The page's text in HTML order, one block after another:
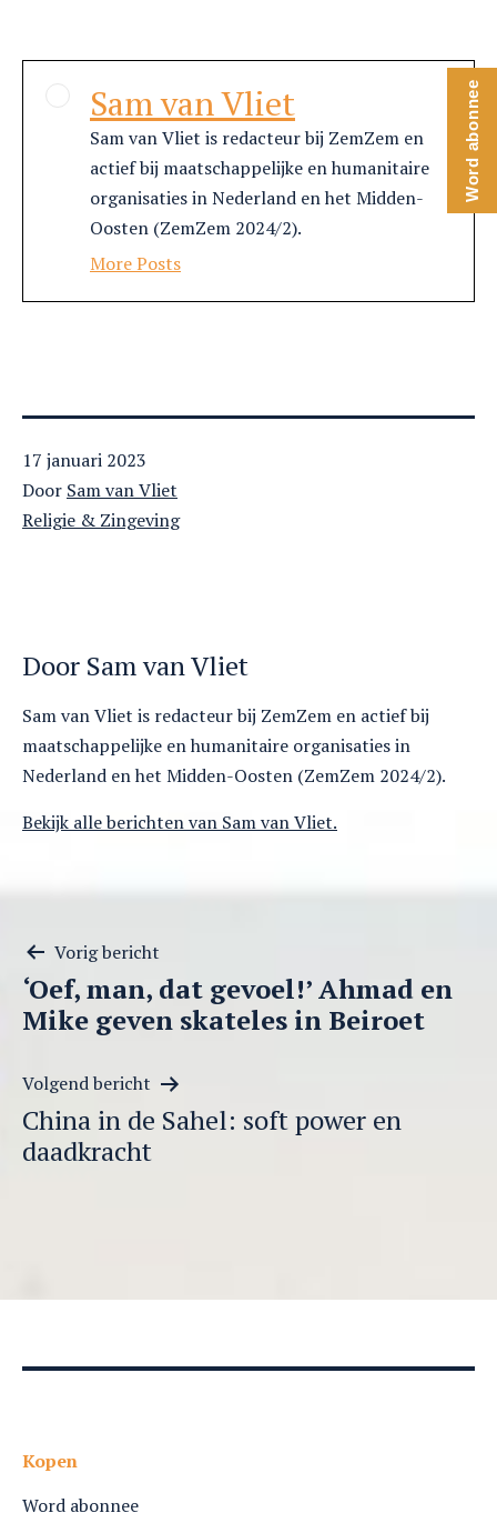
Sam van Vliet
Sam van Vliet is redacteur bij ZemZem en
actief bij maatschappelijke en humanitaire
organisaties in Nederland en het Midden-
Oosten (ZemZem 2024/2).
More Posts
Gepubliceerd
op
17 januari 2023
Door Sam van Vliet
Gecategoriseerd
Religie & Zingeving
Door Sam van Vliet
Sam van Vliet is redacteur bij ZemZem en actief bij
maatschappelijke en humanitaire organisaties in
Nederland en het Midden-Oosten (ZemZem 2024/2).
Bekijk alle berichten van Sam van Vliet.
Berichtnavigatie
Vorig bericht
‘Oef, man, dat gevoel!’ Ahmad en
Mike geven skateles in Beiroet
Volgend bericht
China in de Sahel: soft power en
daadkracht
Kopen
Word abonnee
Word abonnee